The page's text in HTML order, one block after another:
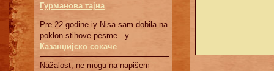
Гурманова тајна
Pre 22 godine iy Nisa sam dobila na
poklon stihove pesme...у
Казанџијско сокаче
Nažalost, ne mogu na napišem